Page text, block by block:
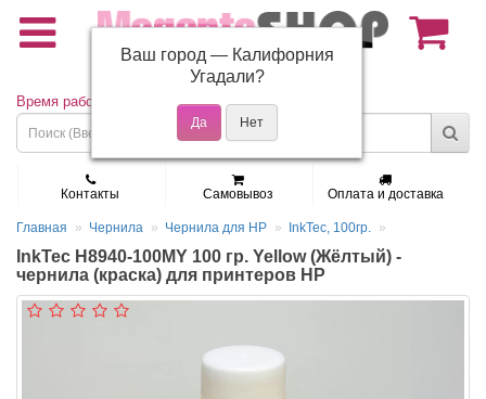
(495) 150-01-37
Время работы: Пн - Пт 9:30 - 19:00
Контакты Самовывоз Оплата и доставка
Главная Чернила Чернила для HP InkTec, 100гр.
InkTec H8940-100MY 100 гр. Yellow (Жёлтый) -
чернила (краска) для принтеров HP
Ваш город — Калифорния
Угадали?